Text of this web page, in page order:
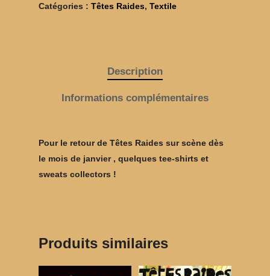
Catégories : Têtes Raides, Textile
Description
Informations complémentaires
Pour le retour de Têtes Raides sur scène dès
le mois de janvier , quelques tee-shirts et
sweats collectors !
Produits similaires
MON SLIP